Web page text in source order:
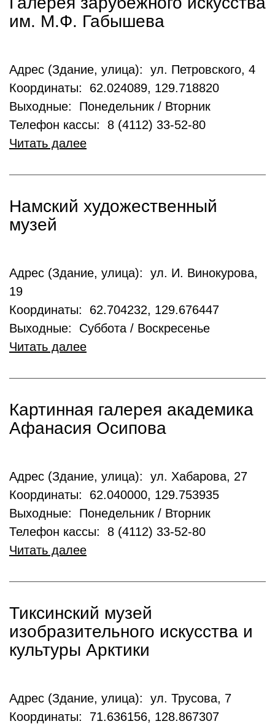
им. М.Ф. Габышева
Адрес (Здание, улица): ул. Петровского, 4
Координаты: 62.024089, 129.718820
Выходные: Понедельник / Вторник
Телефон кассы: 8 (4112) 33-52-80
Читать далее
Намский художественный
музей
Адрес (Здание, улица): ул. И. Винокурова,
19
Координаты: 62.704232, 129.676447
Выходные: Суббота / Воскресенье
Читать далее
Картинная галерея академика
Афанасия Осипова
Адрес (Здание, улица): ул. Хабарова, 27
Координаты: 62.040000, 129.753935
Выходные: Понедельник / Вторник
Телефон кассы: 8 (4112) 33-52-80
Читать далее
Тиксинский музей
изобразительного искусства и
культуры Арктики
Адрес (Здание, улица): ул. Трусова, 7
Координаты: 71.636156, 128.867307